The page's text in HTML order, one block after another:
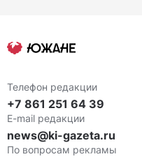
Телефон редакции
+7 861 251 64 39
E-mail редакции
news@ki-gazeta.ru
По вопросам рекламы